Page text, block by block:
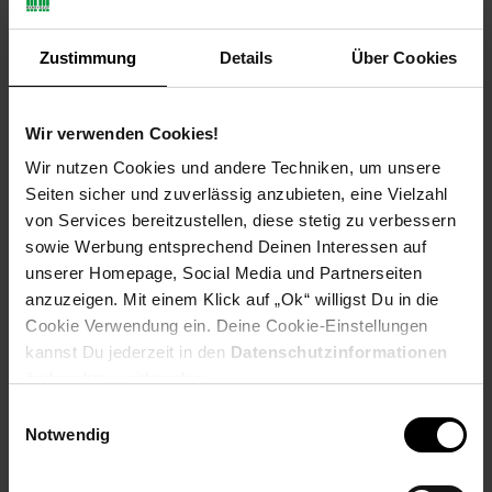
Zustimmung Details Über Cookies
Wir verwenden Cookies!
Wir nutzen Cookies und andere Techniken, um unsere
Seiten sicher und zuverlässig anzubieten, eine Vielzahl
von Services bereitzustellen, diese stetig zu verbessern
sowie Werbung entsprechend Deinen Interessen auf
unserer Homepage, Social Media und Partnerseiten
anzuzeigen. Mit einem Klick auf „Ok“ willigst Du in die
Cookie Verwendung ein. Deine Cookie-Einstellungen
kannst Du jederzeit in den Datenschutzinformationen
Notwendig
Ihre Vorteile
fachgerechtem Einbau)
Extrem widerstandsfähig gegen starke Wurzel- und
Rhizombildung
Sehr hohe Durchdrück- und Zugfestigkeit
Dauerhaft verrottungsfest
Profi-Qualität für langfristige Sicherheit
Technische Daten
Material:
100 % Polypropylen
Flächengewicht:
Höchstzugkraft Länge: